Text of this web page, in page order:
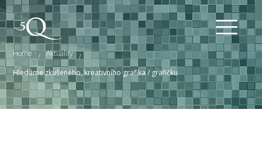
Home / Aktuality /
Hledáme zkušeného, kreativního grafika / grafičku